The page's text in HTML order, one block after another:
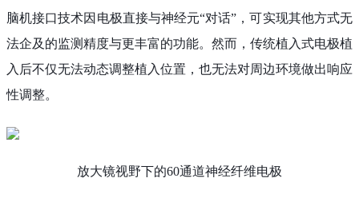
脑机接口技术因电极直接与神经元“对话”，可实现其他方式无
法企及的监测精度与更丰富的功能。然而，传统植入式电极植
入后不仅无法动态调整植入位置，也无法对周边环境做出响应
性调整。
放大镜视野下的60通道神经纤维电极